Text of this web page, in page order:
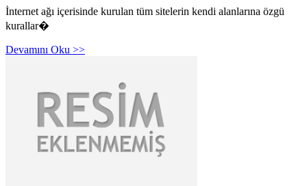
İnternet ağı içerisinde kurulan tüm sitelerin kendi alanlarına özgü
kurallar�
Devamını Oku >>